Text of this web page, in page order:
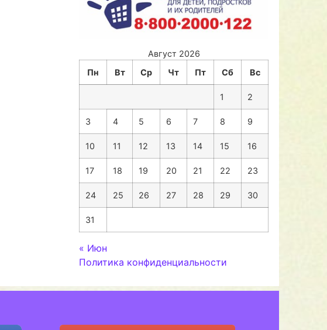
Август 2026
Пн
Вт Ср Чт Пт Сб Вс
1 2
3 4 5 6 7 8 9
10 11 12 13 14 15 16
17 18 19 20 21 22 23
24 25 26 27 28 29 30
31
« Июн
Политика конфиденциальности